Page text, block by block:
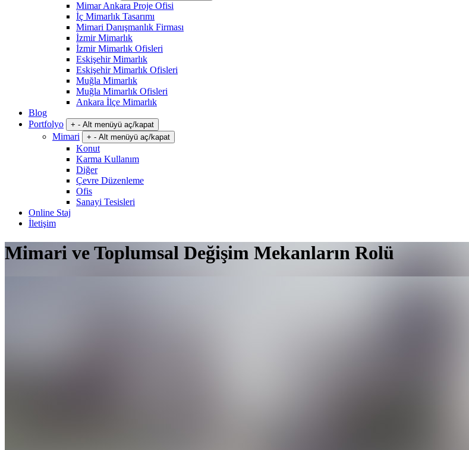
Mimar Ankara Proje Ofisi
İç Mimarlık Tasarımı
Mimari Danışmanlık Firması
İzmir Mimarlık
İzmir Mimarlık Ofisleri
Eskişehir Mimarlık
Eskişehir Mimarlık Ofisleri
Muğla Mimarlık
Muğla Mimarlık Ofisleri
Ankara İlçe Mimarlık
Blog
Portfolyo
+ - Alt menüyü aç/kapat
Mimari + - Alt menüyü aç/kapat
Konut
Karma Kullanım
Diğer
Çevre Düzenleme
Ofis
Sanayi Tesisleri
Online Staj
İletişim
Mimari ve Toplumsal Değişim Mekanların Rolü